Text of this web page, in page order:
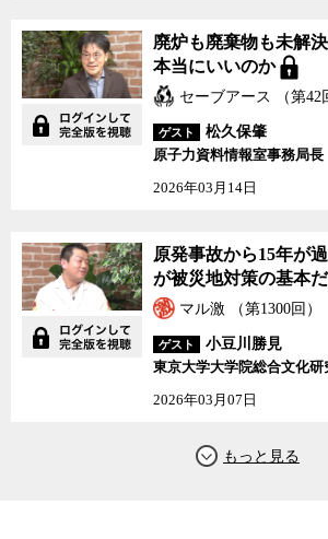
改編と安全基準のマニュアルの変更が行われ
は終わってしまいそうな様相を呈している。
はどう受け止めたらいいのだろうか。
船橋氏は今回の原発事故に、先の大戦での
たと指摘する。原発の過酷事故は直ちに国家
寄りかかり、最後は何とかなるだろうという
入した時といろいろな面で酷似しているとい
そもそも日本社会には異質なものを排除し
で物事を進めていく「空気の支配」という特
れて久しい。それは全体の秩序を維持し、一
って邁進する上では武器となり得るが、何か
れを言い出すことを難しくさせる。それが誰
除されるだけだ。原発についても、一部の良
廃炉も廃棄物も未解
本当にいいのか
セーブアース （第42
ゲスト
松久保肇
原子力資料情報室事務局長
2026年03月14日
原発事故から15年が
が被災地対策の基本だ
マル激 （第1300回）
ゲスト
小豆川勝見
東京大学大学院総合文化研
2026年03月07日